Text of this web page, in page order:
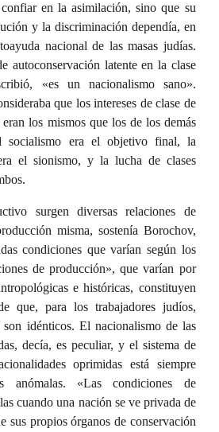
en la asimilación, sino que su
y la discriminación dependía, en
nacional de las masas judías.
autoconservación latente en la clase
«es un nacionalismo sano».
que los intereses de clase de
los mismos que los de los demás
socialismo era el objetivo final, la
el sionismo, y la lucha de clases
surgen diversas relaciones de
misma, sostenía Borochov,
condiciones que varían según los
de producción», que varían por
e históricas, constituyen
que, para los trabajadores judíos,
idénticos. El nacionalismo de las
decía, es peculiar, y el sistema de
oprimidas está siempre
anómalas. «Las condiciones de
cuando una nación se ve privada de
sus propios órganos de conservación